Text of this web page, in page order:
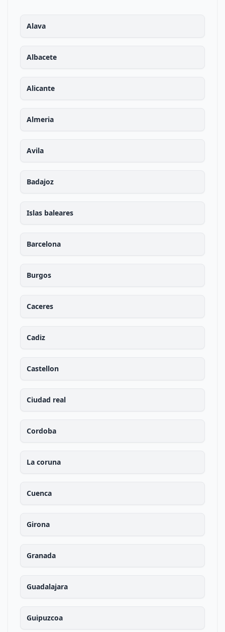
Alava
Albacete
Alicante
Almeria
Avila
Badajoz
Islas baleares
Barcelona
Burgos
Caceres
Cadiz
Castellon
Ciudad real
Cordoba
La coruna
Cuenca
Girona
Granada
Guadalajara
Guipuzcoa